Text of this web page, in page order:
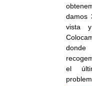
damos
vista
el